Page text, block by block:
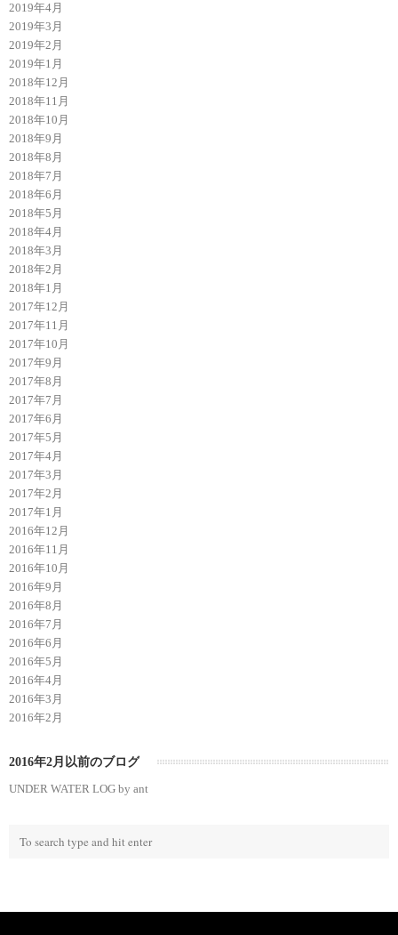
2019年4月
2019年3月
2019年2月
2019年1月
2018年12月
2018年11月
2018年10月
2018年9月
2018年8月
2018年7月
2018年6月
2018年5月
2018年4月
2018年3月
2018年2月
2018年1月
2017年12月
2017年11月
2017年10月
2017年9月
2017年8月
2017年7月
2017年6月
2017年5月
2017年4月
2017年3月
2017年2月
2017年1月
2016年12月
2016年11月
2016年10月
2016年9月
2016年8月
2016年7月
2016年6月
2016年5月
2016年4月
2016年3月
2016年2月
2016年2月以前のブログ
UNDER WATER LOG by ant